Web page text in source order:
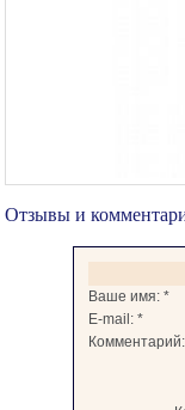
Отзывы и
Ваше имя: *
E-mail: *
Комментарий: